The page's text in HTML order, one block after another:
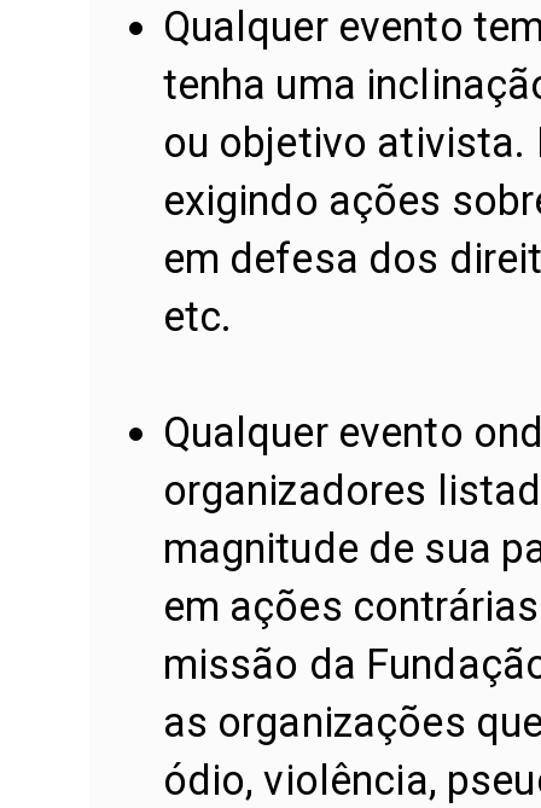
Qualquer evento
tenha uma
ou objetivo ativista.
exigindo ações
em defesa dos
etc.
Qualquer evento
organizadores
magnitude de sua
em ações
missão da
as organizações
ódio, violência,